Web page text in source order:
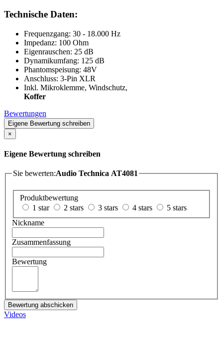
Technische Daten:
Frequenzgang: 30 - 18.000 Hz
Impedanz: 100 Ohm
Eigenrauschen: 25 dB
Dynamikumfang: 125 dB
Phantomspeisung: 48V
Anschluss: 3-Pin XLR
Inkl. Mikroklemme, Windschutz,
Koffer
Bewertungen
Eigene Bewertung schreiben
×
Eigene Bewertung schreiben
Sie bewerten:Audio Technica AT4081
Produktbewertung
1 star
2 stars 3 stars 4 stars
5 stars
Nickname
Zusammenfassung
Bewertung
Bewertung abschicken
Videos